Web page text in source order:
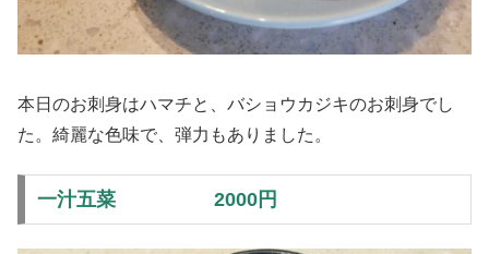
本日のお刺身はハマチと、バショウカジキのお刺身でし
た。綺麗な色味で、弾力もありました。
一汁五菜 2000円